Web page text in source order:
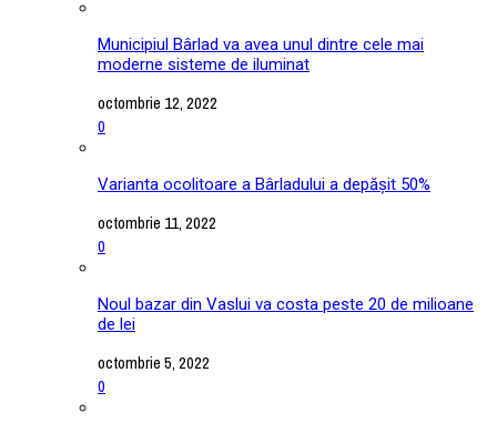
Municipiul Bârlad va avea unul dintre cele mai
moderne sisteme de iluminat
octombrie 12, 2022
0
Varianta ocolitoare a Bârladului a depășit 50%
octombrie 11, 2022
0
Noul bazar din Vaslui va costa peste 20 de milioane
de lei
octombrie 5, 2022
0